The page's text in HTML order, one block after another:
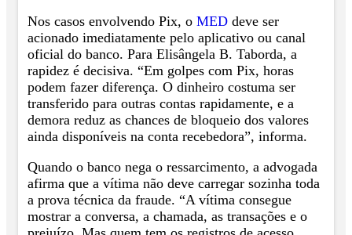
Nos casos envolvendo Pix, o MED deve ser
acionado imediatamente pelo aplicativo ou canal
oficial do banco. Para Elisângela B. Taborda, a
rapidez é decisiva. “Em golpes com Pix, horas
podem fazer diferença. O dinheiro costuma ser
transferido para outras contas rapidamente, e a
demora reduz as chances de bloqueio dos valores
ainda disponíveis na conta recebedora”, informa.
Quando o banco nega o ressarcimento, a advogada
afirma que a vítima não deve carregar sozinha toda
a prova técnica da fraude. “A vítima consegue
mostrar a conversa, a chamada, as transações e o